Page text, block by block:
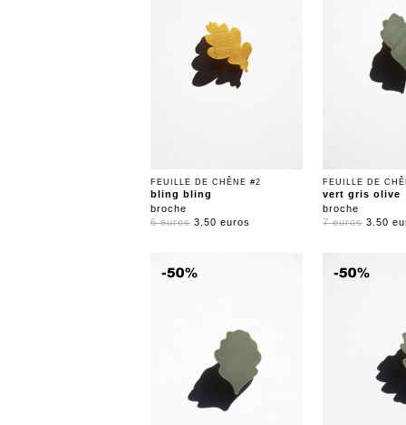
FEUILLE DE CHÊNE #2
bling bling
broche
6 euros 3.50 euros
FEUILLE DE
vert gris olive
broche
7 euros 3.50